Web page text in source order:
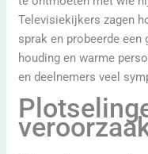
Televisiekijkers zagen
sprak en probeerde
houding en warme
en deelnemers veel